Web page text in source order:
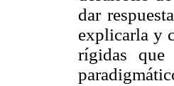
dar
explicarla y
rígidas que